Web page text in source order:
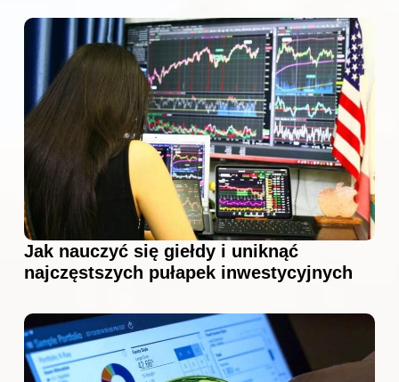
Jak nauczyć się giełdy i uniknąć
najczęstszych pułapek inwestycyjnych